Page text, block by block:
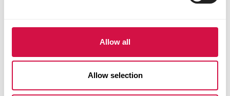
Allow all
Allow selection